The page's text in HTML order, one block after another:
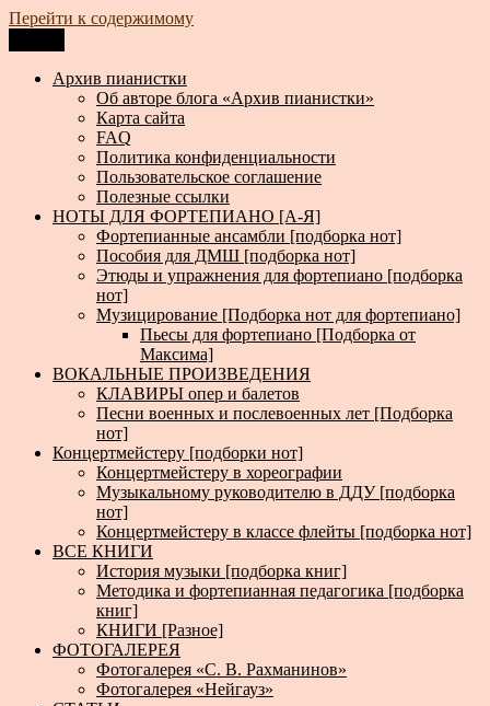
Перейти к содержимому
Архив пианистки
Всё для пианистов: ноты, книги, музыка, статьи…
Архив пианистки
Об авторе блога «Архив пианистки»
Карта сайта
FAQ
Политика конфиденциальности
Пользовательское соглашение
Полезные ссылки
НОТЫ ДЛЯ ФОРТЕПИАНО [А-Я]
Фортепианные ансамбли [подборка нот]
Пособия для ДМШ [подборка нот]
Этюды и упражнения для фортепиано [подборка
нот]
Музицирование [Подборка нот для фортепиано]
Пьесы для фортепиано [Подборка от
Максима]
ВОКАЛЬНЫЕ ПРОИЗВЕДЕНИЯ
КЛАВИРЫ опер и балетов
Песни военных и послевоенных лет [Подборка
нот]
Концертмейстеру [подборки нот]
Концертмейстеру в хореографии
Музыкальному руководителю в ДДУ [подборка
нот]
Концертмейстеру в классе флейты [подборка нот]
ВСЕ КНИГИ
История музыки [подборка книг]
Методика и фортепианная педагогика [подборка
книг]
КНИГИ [Разное]
ФОТОГАЛЕРЕЯ
Фотогалерея «С. В. Рахманинов»
Фотогалерея «Нейгауз»